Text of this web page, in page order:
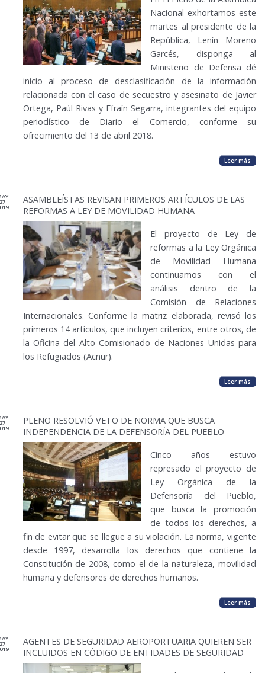
Nacional exhortamos este
martes al presidente de la
República, Lenín Moreno
Garcés, disponga al
Ministerio de Defensa dé
inicio al proceso de desclasificación de la información
relacionada con el caso de secuestro y asesinato de Javier
Ortega, Paúl Rivas y Efraín Segarra, integrantes del equipo
periodístico de Diario el Comercio, conforme su
ofrecimiento del 13 de abril 2018.
Leer más
27
ASAMBLEÍSTAS REVISAN PRIMEROS ARTÍCULOS DE LAS
REFORMAS A LEY DE MOVILIDAD HUMANA
El proyecto de Ley de
reformas a la Ley Orgánica
de Movilidad Humana
continuamos con el
análisis dentro de la
Comisión de Relaciones
Internacionales. Conforme la matriz elaborada, revisó los
primeros 14 artículos, que incluyen criterios, entre otros, de
la Oficina del Alto Comisionado de Naciones Unidas para
los Refugiados (Acnur).
Leer más
27
PLENO RESOLVIÓ VETO DE NORMA QUE BUSCA
INDEPENDENCIA DE LA DEFENSORÍA DEL PUEBLO
Cinco años estuvo
represado el proyecto de
Ley Orgánica de la
Defensoría del Pueblo,
que busca la promoción
de todos los derechos, a
fin de evitar que se llegue a su violación. La norma, vigente
desde 1997, desarrolla los derechos que contiene la
Constitución de 2008, como el de la naturaleza, movilidad
humana y defensores de derechos humanos.
Leer más
27
AGENTES DE SEGURIDAD AEROPORTUARIA QUIEREN SER
INCLUIDOS EN CÓDIGO DE ENTIDADES DE SEGURIDAD